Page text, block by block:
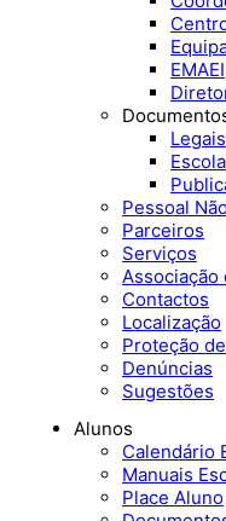
EMAEI
Legais
Escola
Pessoal
Parceiros
Serviços
Associação
Contactos
Localização
Proteção
Denúncias
Sugestões
Alunos
Calendário
Manuais
Place Aluno